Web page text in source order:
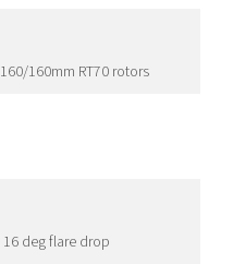
160mm RT70 rotors
deg flare drop